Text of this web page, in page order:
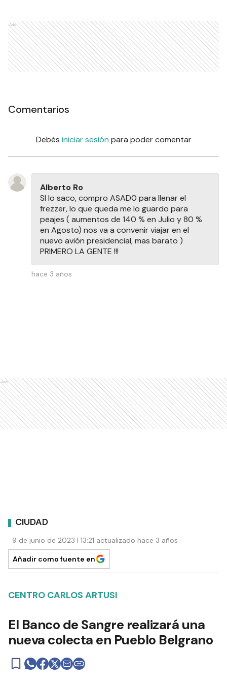
Ads
Comentarios
Debés iniciar sesión para poder comentar
Alberto Ro
SI lo saco, compro ASAD0 para llenar el
frezzer, lo que queda me lo guardo para
peajes ( aumentos de 140 % en Julio y 80 %
en Agosto) nos va a convenir viajar en el
nuevo avión presidencial, mas barato )
PRIMERO LA GENTE !!!
hace 3 años
Ads
CIUDAD
9 de junio de 2023 | 13:21 actualizado hace 3 años
Añadir como fuente en
CENTRO CARLOS ARTUSI
El Banco de Sangre realizará una
nueva colecta en Pueblo Belgrano